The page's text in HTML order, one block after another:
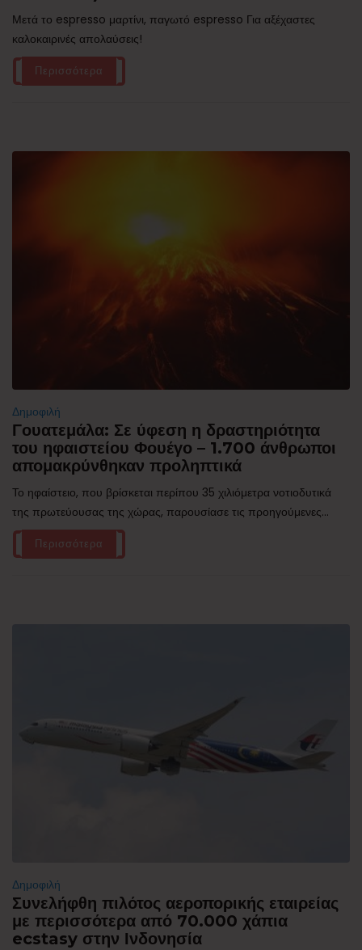
Μετά το espresso μαρτίνι, παγωτό espresso Για αξέχαστες
καλοκαιρινές απολαύσεις!
Περισσότερα
Δημοφιλή
Γουατεμάλα: Σε ύφεση η δραστηριότητα
του ηφαιστείου Φουέγο – 1.700 άνθρωποι
απομακρύνθηκαν προληπτικά
Το ηφαίστειο, που βρίσκεται περίπου 35 χιλιόμετρα νοτιοδυτικά
της πρωτεύουσας της χώρας, παρουσίασε τις προηγούμενες...
Περισσότερα
Δημοφιλή
Συνελήφθη πιλότος αεροπορικής εταιρείας
με περισσότερα από 70.000 χάπια
ecstasy στην Ινδονησία